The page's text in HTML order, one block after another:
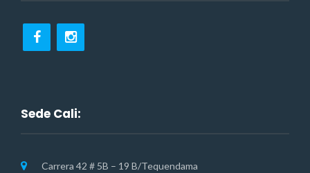
Sede Cali:
Carrera 42 # 5B – 19 B/Tequendama